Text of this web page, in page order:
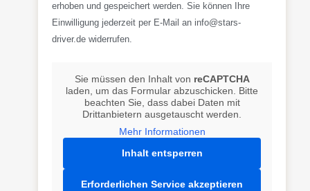
erhoben und gespeichert werden. Sie können Ihre
Einwilligung jederzeit per E-Mail an info@stars-
driver.de widerrufen.
Sie müssen den Inhalt von reCAPTCHA
laden, um das Formular abzuschicken. Bitte
beachten Sie, dass dabei Daten mit
Drittanbietern ausgetauscht werden.
Mehr Informationen
Inhalt entsperren
Erforderlichen Service akzeptieren